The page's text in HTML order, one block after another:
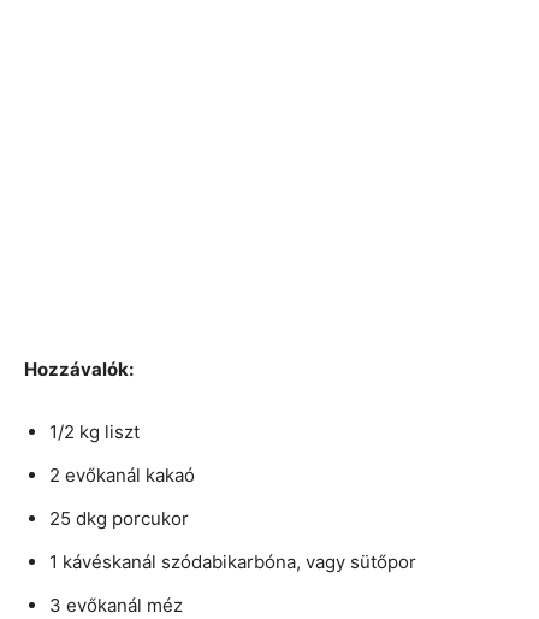
Hozzávalók:
1/2 kg liszt
2 evőkanál kakaó
25 dkg porcukor
1 kávéskanál szódabikarbóna, vagy sütőpor
3 evőkanál méz